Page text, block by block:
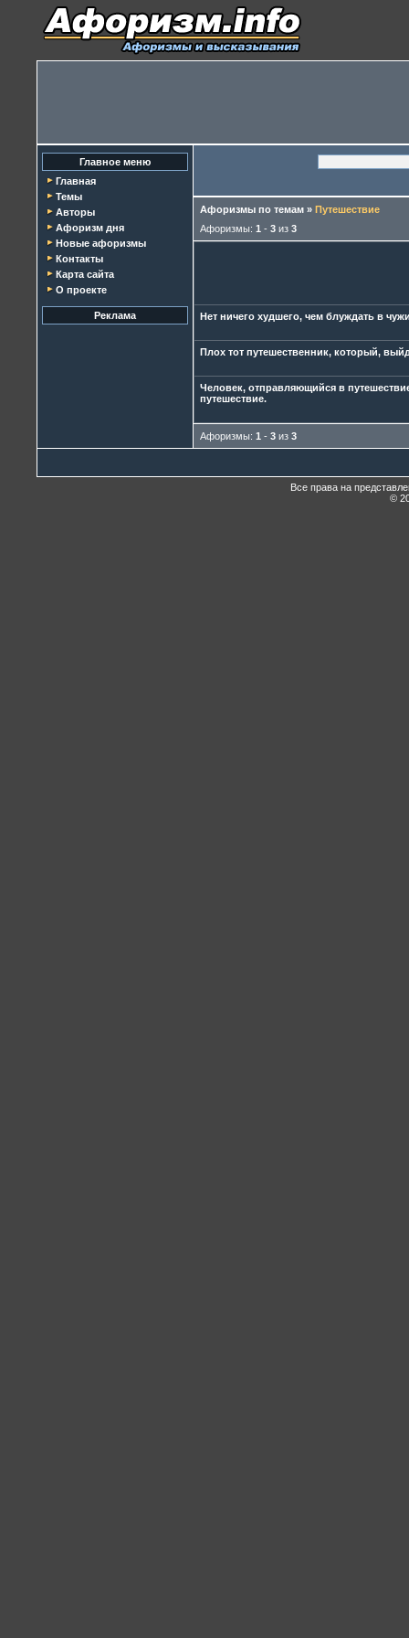
Главное меню
Главная
Темы
Авторы
Афоризм дня
Новые афоризмы
Контакты
Карта сайта
О проекте
Реклама
Афоризмы по темам » Путешествие
Афоризмы: 1 - 3 из 3
Нет ничего худшего, чем блуждать в
Плох тот путешественник, который,
Человек, отправляющийся в
путешествие.
Афоризмы: 1 - 3 из 3
Все права на
©